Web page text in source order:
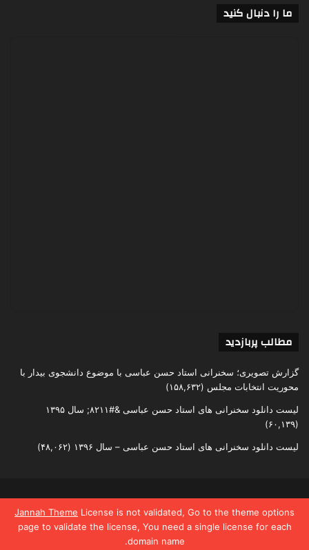
Jannah Theme License is not validated, Go to the theme options
page to validate the license, You need a single license for each
domain name.
ما را دنبال کنید
مطالب پربازدید
گزارش تصویری؛ سخنرانی استاد حسن عباسی با موضوع دانشجوی بیدار با
محوریت انتخابات مجلس (۱۵۸,۶۳۲)
لیست دانلود سخنرانی های استاد حسن عباسی &#۸۲۱۱; سال ۱۳۹۵
(۶۰,۱۳۹)
لیست دانلود سخنرانی های استاد حسن عباسی – سال ۱۳۹۶ (۴۸,۰۶۲)